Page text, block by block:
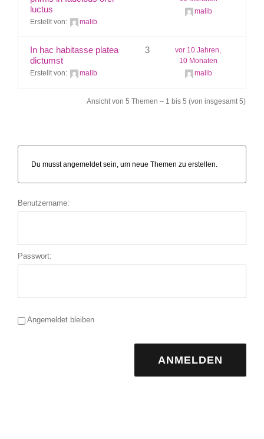
luctus
Erstellt von: malib
malib
In hac habitasse platea
dictumst
Erstellt von: malib
3
vor 10 Jahren,
10 Monaten
malib
Ansicht von 5 Themen – 1 bis 5 (von insgesamt 5)
Du musst angemeldet sein, um neue Themen zu erstellen.
Benutzername:
Passwort:
Angemeldet bleiben
ANMELDEN